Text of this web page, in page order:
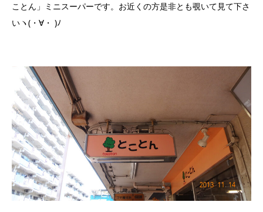
ことん」ミニスーパーです。お近くの方是非とも覗いて見て下さ
いヽ(・∀・ )ﾉ